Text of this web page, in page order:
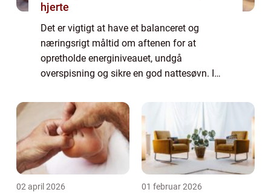
hjerte
Det er vigtigt at have et balanceret og
næringsrigt måltid om aftenen for at
opretholde energiniveauet, undgå
overspisning og sikre en god nattesøvn. I
aftenmad ideer” og give dig tips og in...
02 april 2026 01 februar 2026